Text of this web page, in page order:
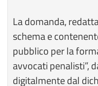
La domanda,
schema e
pubblico per la
avvocati penalisti”,
digitalmente dal